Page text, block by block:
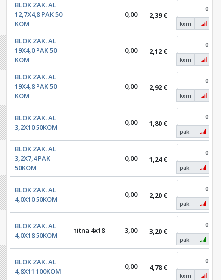
BLOK ZAK. AL
12,7X4,8 PAK 50
KOM
0,00 2,39 €
kom
BLOK ZAK. AL
19X4,0 PAK 50
KOM
0,00 2,12 €
kom
BLOK ZAK. AL
19X4,8 PAK 50
KOM
0,00 2,92 €
kom
BLOK ZAK. AL
3,2X10 50KOM
0,00 1,80 €
pak
BLOK ZAK. AL
3,2X7,4 PAK
50KOM
0,00 1,24 €
pak
BLOK ZAK. AL
4,0X10 50KOM
0,00 2,20 €
pak
BLOK ZAK. AL
4,0X18 50KOM
nitna 4x18 3,00 3,20 €
pak
BLOK ZAK. AL
4,8X11 100KOM
0,00 4,78 €
kom